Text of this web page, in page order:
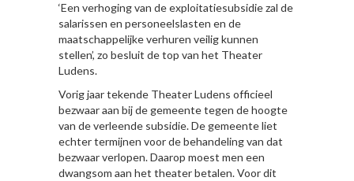
‘Een verhoging van de exploitatiesubsidie zal de
salarissen en personeelslasten en de
maatschappelijke verhuren veilig kunnen
stellen’, zo besluit de top van het Theater
Ludens.
Vorig jaar tekende Theater Ludens officieel
bezwaar aan bij de gemeente tegen de hoogte
van de verleende subsidie. De gemeente liet
echter termijnen voor de behandeling van dat
bezwaar verlopen. Daarop moest men een
dwangsom aan het theater betalen. Voor dit